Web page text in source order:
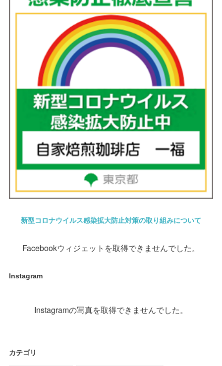
新型コロナウイルス感染拡大防止対策の取り組みについて
Facebookウィジェットを取得できませんでした。
Instagram
Instagramの写真を取得できませんでした。
カテゴリ